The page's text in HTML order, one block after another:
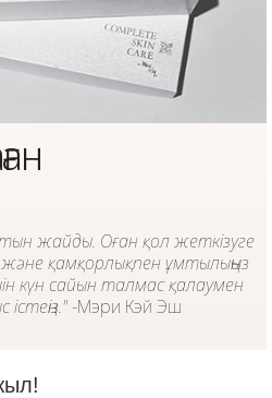
жайды. Оған қол жеткізуге
және қамқорлықпен ұмтылыңыз
күн сайын талмас қалаумен
-Мэри Кэй Эш